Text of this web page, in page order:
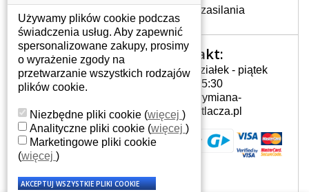
Częstymi objawami są pomijanie liter
czy wyświetlanie innych liter oraz
dublowanie tych samych znaków. W
przypadku podlicia klawisze nie
powrócą do pierwotnej pozycji. Albo
też uszkodzenie mechaniczne, np.
JAK TO DZIAŁA?
Klawiatura składa się z kilku
warstw folii, z których przewodzą
przewodzące warstwy.
Gdzie nas znajdziesz
Złącza zasilania
Twoje konto
Twoje konto
Dane osobowe
Adresy
Historia zamówień
Kontakt:
Poniedziałek - piątek
7:00 - 15:30
info@wymiana-
wyswietlacza.pl
Używamy plików cookie podczas
świadczenia usług. Aby zapewnić
spersonalizowane zakupy, prosimy
o wyrażenie zgody na
przetwarzanie wszystkich rodzajów
plików cookie.
Niezbędne pliki cookie (więcej )
Analityczne pliki cookie (więcej )
Marketingowe pliki cookie
(więcej )